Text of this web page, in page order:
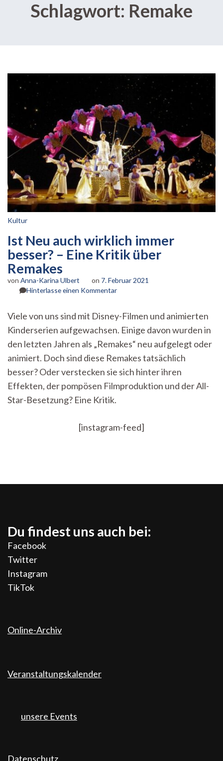
Schlagwort: Remake
Kultur
Ist Neu auch wirklich immer
besser? – Eine Kritik über
Remakes
von Anna-Karina Ulbert on 7. Februar 2021
Hinterlasse einen Kommentarzu
auch
wirklich
immer
besser?
–
Eine
über
Viele von uns sind mit Disney-Filmen und animierten
Kinderserien aufgewachsen. Einige davon wurden in
den letzten Jahren als „Remakes“ neu aufgelegt oder
animiert. Doch sind diese Remakes tatsächlich
besser? Oder verstecken sie sich hinter ihren
Effekten, der pompösen Filmproduktion und der All-
Star-Besetzung? Eine Kritik.
[instagram-feed]
Du findest uns auch bei:
Facebook
Twitter
Instagram
TikTok
Online-Archiv
Veranstaltungskalender
unsere Events
Datenschutz